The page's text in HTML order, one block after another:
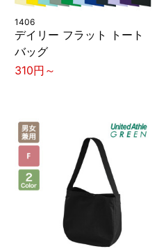
1406
デイリー フラット トート
バッグ
310円～